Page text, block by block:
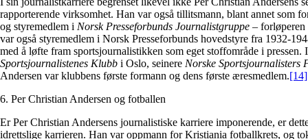
rapporterende virksomhet. Han var også tillitsmann, blant annet som
og styremedlem i Norsk Presseforbunds Journalistgruppe –
var også styremedlem i Norsk Presseforbunds hovedstyre fra 1932-
med å løfte fram sportsjournalistikken som eget stoffområde i
Sportsjournalistenes Klubb i Oslo, seinere Norske Sportsjournalisters
Andersen var klubbens første formann og dens første æresmedlem.[14]
6. Per Christian Andersen og fotballen
Er Per Christian Andersens journalistiske karriere imponerende, er
idrettslige karrieren. Han var oppmann for Kristiania fotballkrets, og